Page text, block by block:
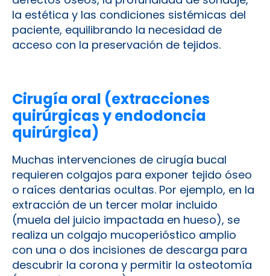
la estética y las condiciones sistémicas del
paciente, equilibrando la necesidad de
acceso con la preservación de tejidos.
Cirugía oral (extracciones
quirúrgicas y endodoncia
quirúrgica)
Muchas intervenciones de cirugía bucal
requieren colgajos para exponer tejido óseo
o raíces dentarias ocultas. Por ejemplo, en la
extracción de un tercer molar incluido
(muela del juicio impactada en hueso), se
realiza un colgajo mucoperióstico amplio
con una o dos incisiones de descarga para
descubrir la corona y permitir la osteotomía